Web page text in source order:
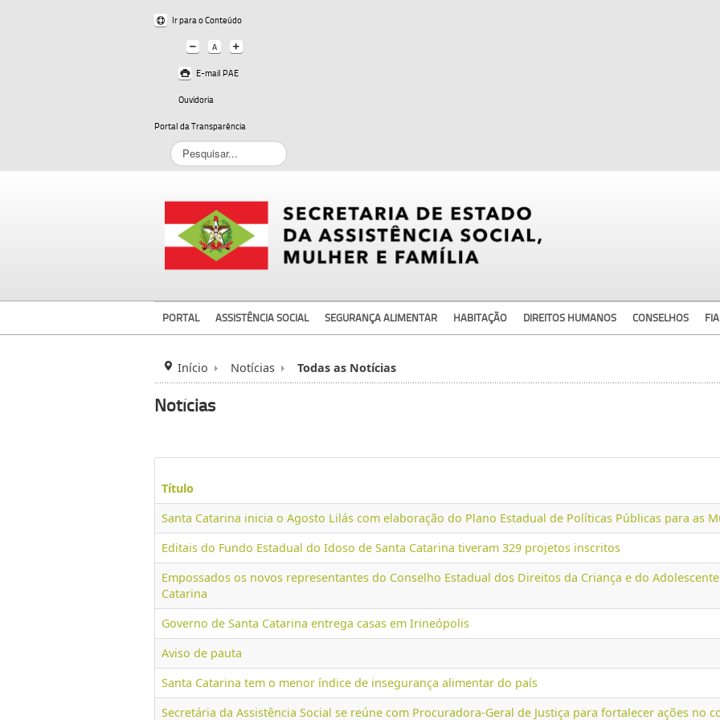
Ir para o Conteúdo
E-mail PAE
Ouvidoria
Portal da Transparência
Pesquisar...
PORTAL ASSISTÊNCIA SOCIAL SEGURANÇA ALIMENTAR HABITAÇÃO DIREITOS HUMANOS CONSELHOS FIA
Início Notícias Todas as Notícias
Notícias
Título
Santa Catarina inicia o Agosto Lilás com elaboração do Plano Estadual de Políticas Públicas para as
Editais do Fundo Estadual do Idoso de Santa Catarina tiveram 329 projetos inscritos
Empossados os novos representantes do Conselho Estadual dos Direitos da Criança e do
Catarina
Governo de Santa Catarina entrega casas em Irineópolis
Aviso de pauta
Santa Catarina tem o menor índice de insegurança alimentar do país
Secretária da Assistência Social se reúne com Procuradora-Geral de Justiça para fortalecer ações no